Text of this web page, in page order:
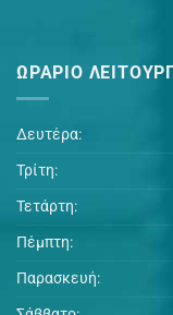
ΩΡΆΡΙΟ
Δευτέρα:
Τρίτη:
Τετάρτη:
Πέμπτη:
Παρασκευή: